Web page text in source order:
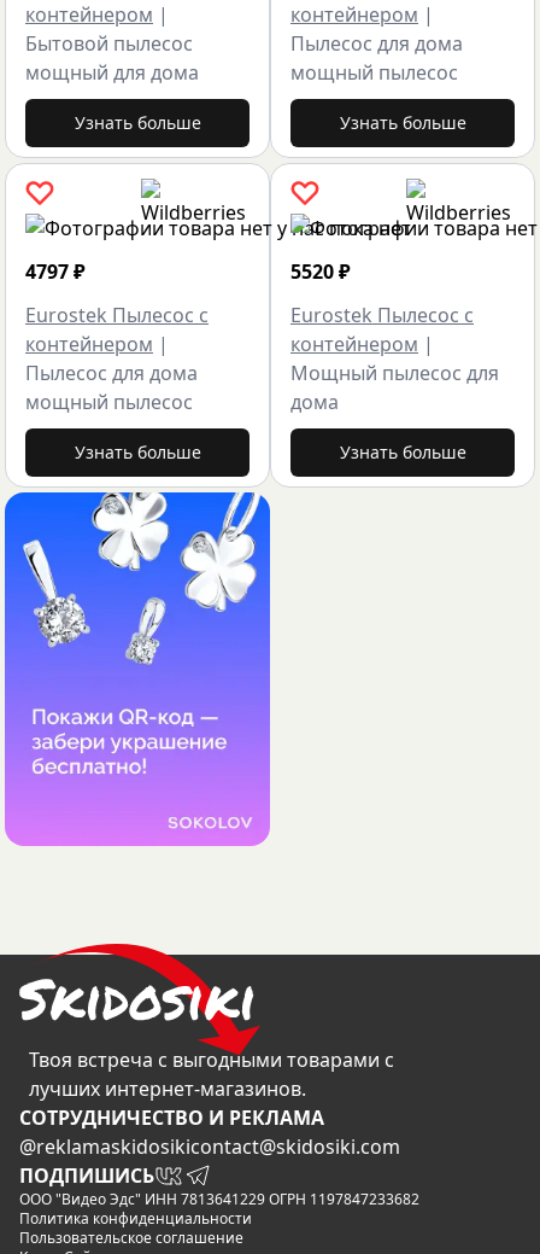
контейнером |
Бытовой пылесос
мощный для дома
Узнать больше
4797₽
Eurostek Пылесос с
контейнером |
Пылесос для дома
мощный пылесос
Узнать больше
контейнером |
Пылесос для дома
мощный пылесос
Узнать больше
5520₽
Eurostek Пылесос с
контейнером |
Мощный пылесос для
дома
Узнать больше
Твоя встреча с выгодными товарами с
лучших интернет-магазинов.
CОТРУДНИЧЕСТВО И РЕКЛАМА
@reklamaskidosikicontact@skidosiki.com
ПОДПИШИСЬ
ООО "Видео Эдс" ИНН 7813641229 ОГРН 1197847233682
Политика конфиденциальности
Пользовательское соглашение